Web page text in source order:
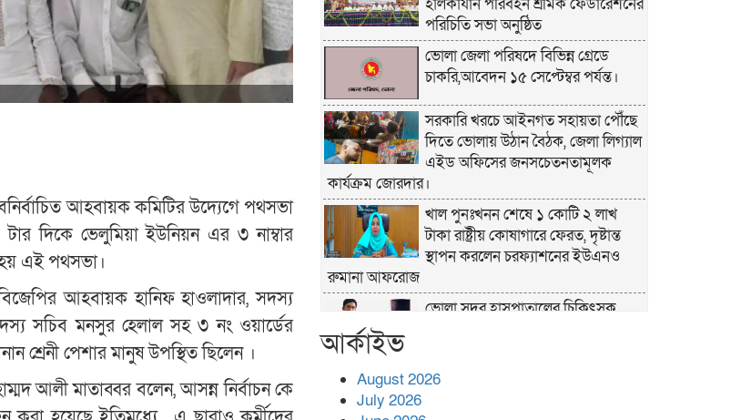
আহবায়ক কমিটির উদ্যেগে পথসভা
দিকে ভেলুমিয়া ইউনিয়ন এর ৩ নাম্বার
হয় এই পথসভা।
আহবায়ক হানিফ হাওলাদার, সদস্য
সচিব মনসুর হেলাল সহ ৩ নং ওয়ার্ডের
শ্রেনী পেশার মানুষ উপস্থিত ছিলেন ।
আলী মাতাব্বর বলেন, আসন্ন নির্বাচন কে
পরিচিতি সভা অনুষ্ঠিত
ভোলা জেলা পরিষদে বিভিন্ন গ্রেডে
চাকরি,আবেদন ১৫ সেপ্টেম্বর পর্যন্ত।
সরকারি খরচে আইনগত সহায়তা পৌঁছে
দিতে ভোলায় উঠান বৈঠক, জেলা লিগ্যাল
এইড অফিসের জনসচেতনতামূলক
কার্যক্রম জোরদার।
খাল পুনঃখনন শেষে ১ কোটি ২ লাখ
টাকা রাষ্ট্রীয় কোষাগারে ফেরত, দৃষ্টান্ত
স্থাপন করলেন চরফ্যাশনের ইউএনও
রুমানা আফরোজ
ভোলা সদর হাসপাতালের চিকিৎসক
হঠাৎ সদর হাসপাতালে এমপি
আর্কাইভ
August 2026
July 2026